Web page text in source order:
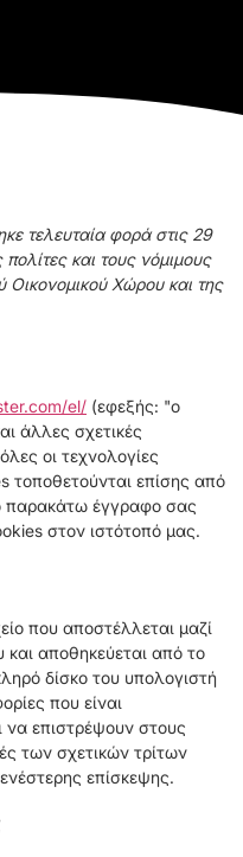
τελευταία φορά στις 29
και τους νόμιμους
Οικονομικού Χώρου και της
el/ (εφεξής: "ο
άλλες σχετικές
οι τεχνολογίες
επίσης από
παρακάτω έγγραφο σας
στον ιστότοπό μας.
που αποστέλλεται μαζί
και αποθηκεύεται από το
δίσκο του υπολογιστή
που είναι
να επιστρέψουν στους
των σχετικών τρίτων
επίσκεψης.